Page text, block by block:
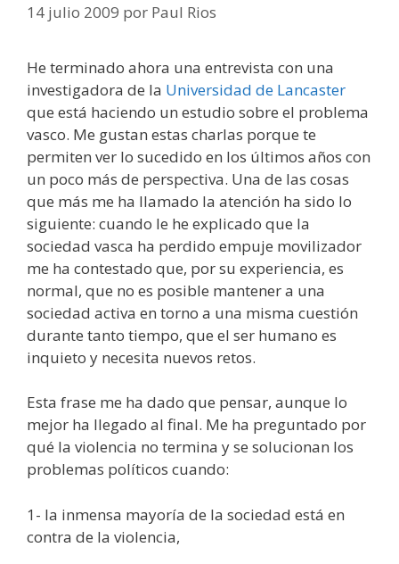
14 julio 2009 por Paul Rios
He terminado ahora una entrevista con una
investigadora de la Universidad de Lancaster
que está haciendo un estudio sobre el problema
vasco. Me gustan estas charlas porque te
permiten ver lo sucedido en los últimos años con
un poco más de perspectiva. Una de las cosas
que más me ha llamado la atención ha sido lo
siguiente: cuando le he explicado que la
sociedad vasca ha perdido empuje movilizador
me ha contestado que, por su experiencia, es
normal, que no es posible mantener a una
sociedad activa en torno a una misma cuestión
durante tanto tiempo, que el ser humano es
inquieto y necesita nuevos retos.
Esta frase me ha dado que pensar, aunque lo
mejor ha llegado al final. Me ha preguntado por
qué la violencia no termina y se solucionan los
problemas políticos cuando:
1- la inmensa mayoría de la sociedad está en
contra de la violencia,